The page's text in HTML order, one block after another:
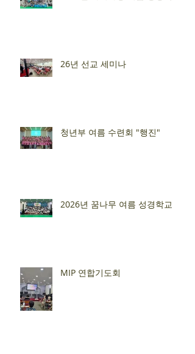
26년 선교 세미나
청년부 여름 수련회 "행진"
2026년 꿈나무 여름 성경학교
MIP 연합기도회